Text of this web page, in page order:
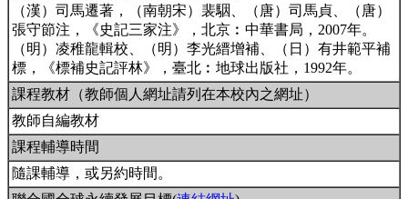
（漢）司馬遷著，（南朝宋）裴駰、（唐）司馬貞、（唐）
張守節注，《史記三家注》，北京︰中華書局，2007年。
（明）凌稚龍輯校、（明）李光縉增補、（日）有井範平補
標，《標補史記評林》，臺北︰地球出版社，1992年。
課程教材（教師個人網址請列在本校內之網址）
教師自編教材
課程輔導時間
隨課輔導，或另約時間。